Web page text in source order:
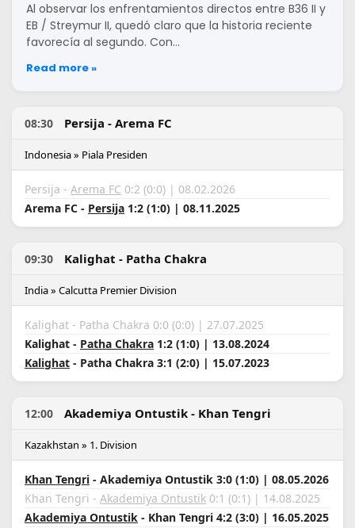
Al observar los enfrentamientos directos entre B36 II y
EB / Streymur II, quedó claro que la historia reciente
favorecía al segundo. Con…
Read more »
08:30 Persija - Arema FC
Indonesia » Piala Presiden
Persija - Arema FC 0:2 (0:0) | 08.02.2026
Arema FC - Persija 1:2 (1:0) | 08.11.2025
09:30 Kalighat - Patha Chakra
India » Calcutta Premier Division
Kalighat - Patha Chakra 0:0 (0:0) | 27.07.2025
Kalighat - Patha Chakra 1:2 (1:0) | 13.08.2024
Kalighat - Patha Chakra 3:1 (2:0) | 15.07.2023
12:00 Akademiya Ontustik - Khan Tengri
Kazakhstan » 1. Division
Khan Tengri - Akademiya Ontustik 3:0 (1:0) | 08.05.2026
Khan Tengri - Akademiya Ontustik 0:1 (0:1) | 14.08.2025
Akademiya Ontustik - Khan Tengri 4:2 (3:0) | 16.05.2025